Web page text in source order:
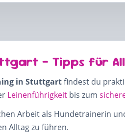
– Tipps für
in Stuttgartfindest du
Leinenführigkeit bis zum
Arbeit als Hundetrainerin
Alltag zu führen.